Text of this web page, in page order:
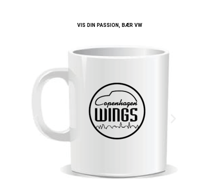
VIS DIN PASSION, BÆR VW